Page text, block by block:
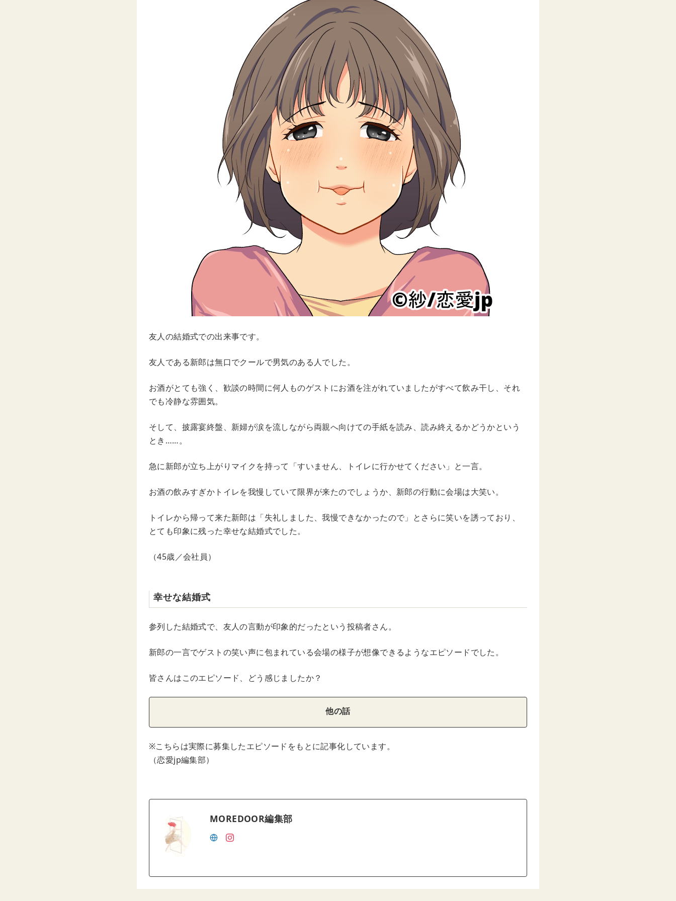
友人の結婚式での出来事です。
友人である新郎は無口でクールで男気のある人でした。
お酒がとても強く、歓談の時間に何人ものゲストにお酒を注がれていましたがすべて飲み干し、それ
でも冷静な雰囲気。
そして、披露宴終盤、新婦が涙を流しながら両親へ向けての手紙を読み、読み終えるかどうかという
とき……。
急に新郎が立ち上がりマイクを持って「すいません、トイレに行かせてください」と一言。
お酒の飲みすぎかトイレを我慢していて限界が来たのでしょうか、新郎の行動に会場は大笑い。
トイレから帰って来た新郎は「失礼しました、我慢できなかったので」とさらに笑いを誘っており、
とても印象に残った幸せな結婚式でした。
（45歳／会社員）
幸せな結婚式
参列した結婚式で、友人の言動が印象的だったという投稿者さん。
新郎の一言でゲストの笑い声に包まれている会場の様子が想像できるようなエピソードでした。
皆さんはこのエピソード、どう感じましたか？
他の話
※こちらは実際に募集したエピソードをもとに記事化しています。
（恋愛jp編集部）
MOREDOOR編集部